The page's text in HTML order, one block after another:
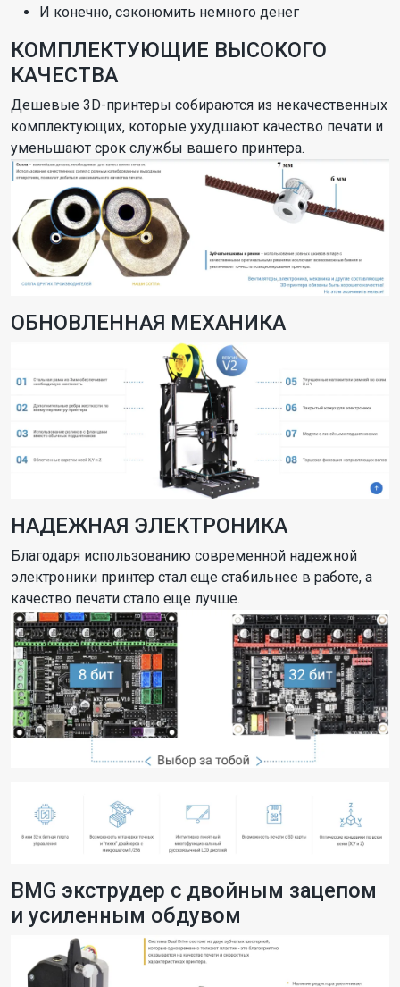
И конечно, сэкономить немного денег
КОМПЛЕКТУЮЩИЕ ВЫСОКОГО
КАЧЕСТВА
Дешевые 3D-принтеры собираются из некачественных
комплектующих, которые ухудшают качество печати и
уменьшают срок службы вашего принтера.
ОБНОВЛЕННАЯ МЕХАНИКА
НАДЕЖНАЯ ЭЛЕКТРОНИКА
Благодаря использованию современной надежной
электроники принтер стал еще стабильнее в работе, а
качество печати стало еще лучше.
BMG экструдер с двойным зацепом
и усиленным обдувом